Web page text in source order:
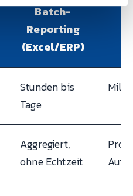
Batch-
Reporting
(Excel/ERP)
Stunden bis
Tage
Aggregiert,
ohne Echtzeit